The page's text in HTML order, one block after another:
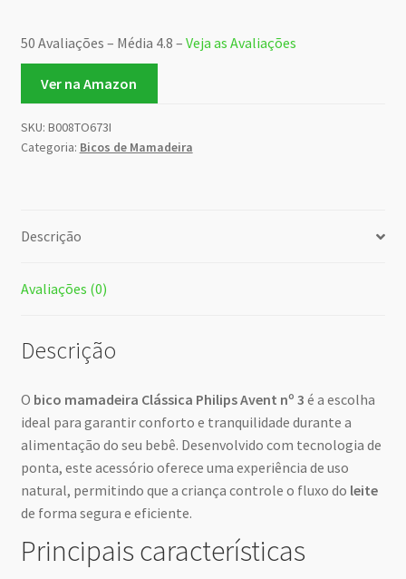
50 Avaliações – Média 4.8 – Veja as Avaliações
Ver na Amazon
SKU: B008TO673I
Categoria: Bicos de Mamadeira
Descrição
Avaliações (0)
Descrição
O bico mamadeira Clássica Philips Avent nº 3 é a escolha
ideal para garantir conforto e tranquilidade durante a
alimentação do seu bebê. Desenvolvido com tecnologia de
ponta, este acessório oferece uma experiência de uso
natural, permitindo que a criança controle o fluxo do leite
de forma segura e eficiente.
Principais características